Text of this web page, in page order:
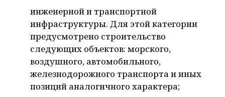
инженерной и транспортной
инфраструктуры. Для этой категории
предусмотрено строительство
следующих объектов: морского,
воздушного, автомобильного,
железнодорожного транспорта и иных
позиций аналогичного характера;